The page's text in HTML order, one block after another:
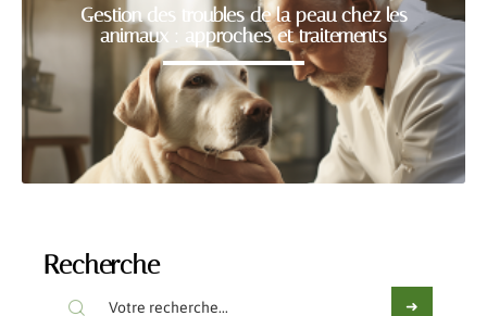
Gestion des troubles de la peau chez les
animaux : approches et traitements
Recherche